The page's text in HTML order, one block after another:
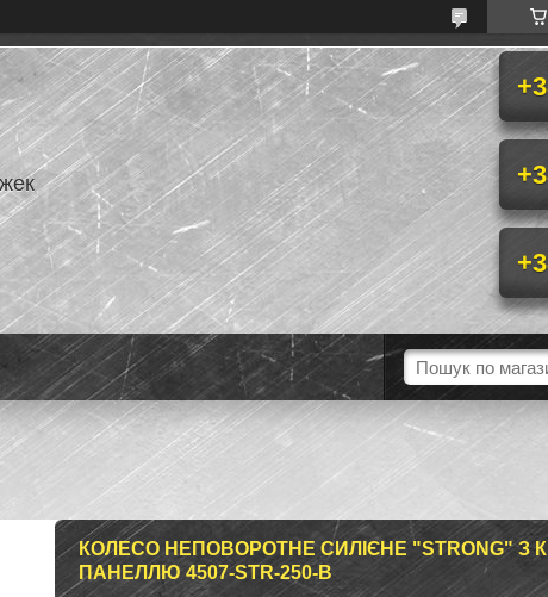
КОЛЕСО НЕПОВОРОТНЕ СИЛІЄНЕ "STRONG" З
ПАНЕЛЛЮ 4507-STR-250-B